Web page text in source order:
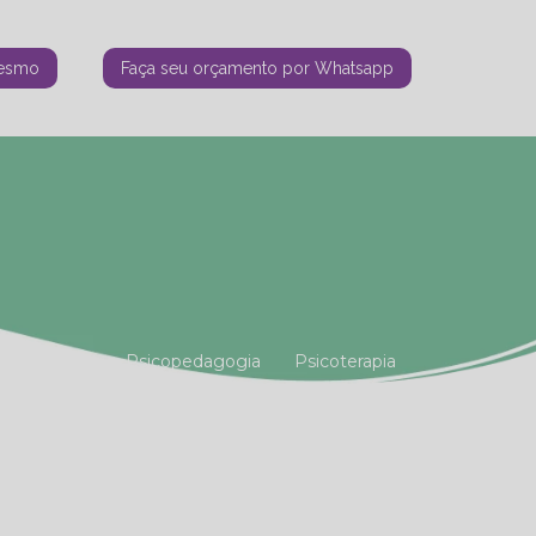
Faça seu orçamento por Whatsapp
Psicopedagogia Psicoterapia